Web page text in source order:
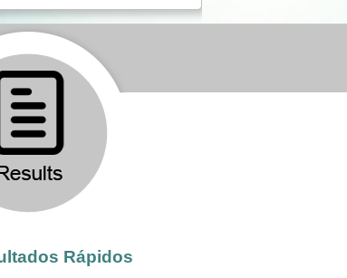
Rápidos